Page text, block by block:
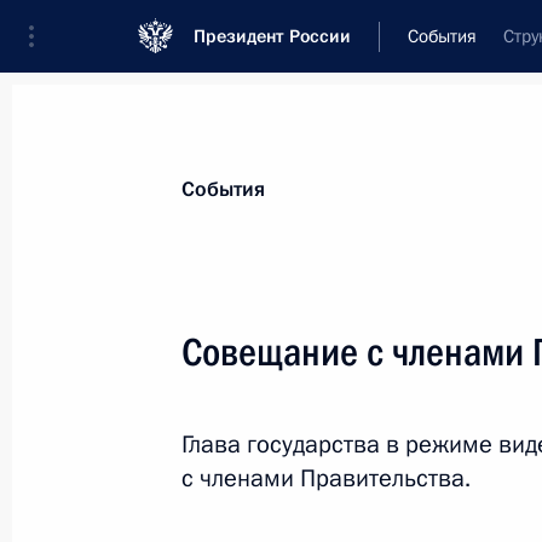
Президент России События
Новости
Совещание с постоянными
14 июля 2023 года, 14:30 Москва, Кремль
События
Совещание с членами
Глава государства в режиме
с членами Правительства.